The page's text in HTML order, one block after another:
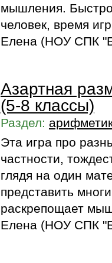
мышления.
человек, время
Елена (НОУ СПК
Азартная
(5-8 классы)
Раздел:
Эта игра про
частности,
глядя на один
представить
раскрепощает
Елена (НОУ СПК